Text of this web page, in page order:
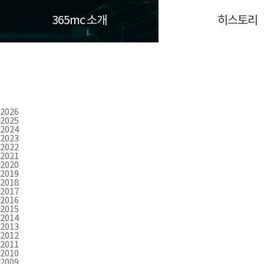
365mc 소개 히스토리
2026
2025
2024
2023
2022
2021
2020
2019
2018
2017
2016
2015
2014
2013
2012
2011
2010